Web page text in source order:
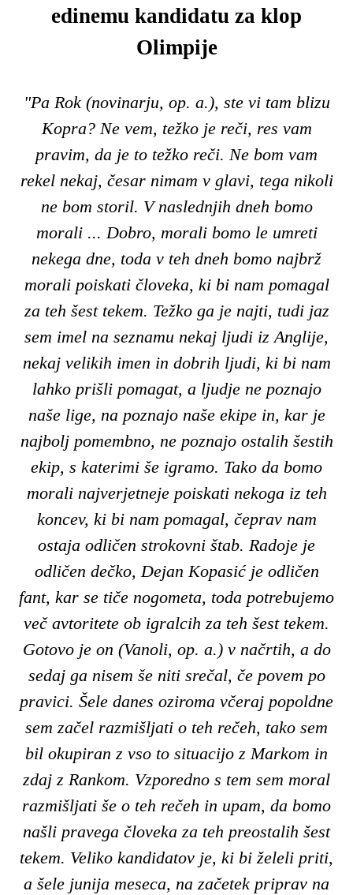
edinemu kandidatu za klop
Olimpije
"Pa Rok (novinarju, op. a.), ste vi tam blizu
Kopra? Ne vem, težko je reči, res vam
pravim, da je to težko reči. Ne bom vam
rekel nekaj, česar nimam v glavi, tega nikoli
ne bom storil. V naslednjih dneh bomo
morali ... Dobro, morali bomo le umreti
nekega dne, toda v teh dneh bomo najbrž
morali poiskati človeka, ki bi nam pomagal
za teh šest tekem. Težko ga je najti, tudi jaz
sem imel na seznamu nekaj ljudi iz Anglije,
nekaj velikih imen in dobrih ljudi, ki bi nam
lahko prišli pomagat, a ljudje ne poznajo
naše lige, na poznajo naše ekipe in, kar je
najbolj pomembno, ne poznajo ostalih šestih
ekip, s katerimi še igramo. Tako da bomo
morali najverjetneje poiskati nekoga iz teh
koncev, ki bi nam pomagal, čeprav nam
ostaja odličen strokovni štab. Radoje je
odličen dečko, Dejan Kopasić je odličen
fant, kar se tiče nogometa, toda potrebujemo
več avtoritete ob igralcih za teh šest tekem.
Gotovo je on (Vanoli, op. a.) v načrtih, a do
sedaj ga nisem še niti srečal, če povem po
pravici. Šele danes oziroma včeraj popoldne
sem začel razmišljati o teh rečeh, tako sem
bil okupiran z vso to situacijo z Markom in
zdaj z Rankom. Vzporedno s tem sem moral
razmišljati še o teh rečeh in upam, da bomo
našli pravega človeka za teh preostalih šest
tekem. Veliko kandidatov je, ki bi želeli priti,
a šele junija meseca, na začetek priprav na